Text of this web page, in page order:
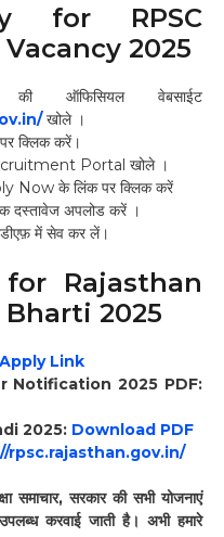
for RPSC
2025
ऑफिसियल वेबसाईट
खोले ।
क्लिक करें।
Portal खोले ।
Now के लिंक पर क्लिक करें
दस्तावेज अपलोड करें ।
में सेव कर लें।
Rajasthan
2025
Apply Link
Notification 2025 PDF:
2025: Download PDF
rpsc.rajasthan.gov.in/
समाचार, सरकार की सभी योजनाएं
करवाई जाती है। अभी हमारे